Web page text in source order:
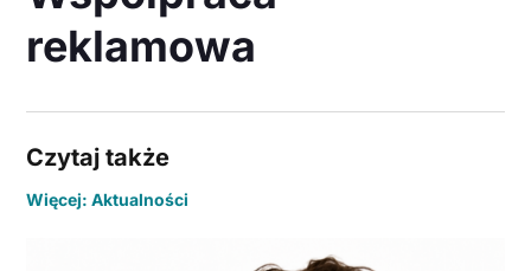
reklamowa
Czytaj także
Więcej: Aktualności